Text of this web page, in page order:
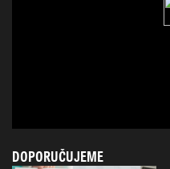
DOPORUČUJEME